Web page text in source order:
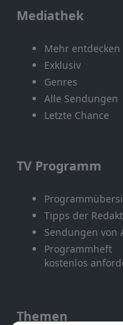
Mediathek
Mehr entdecken
Exklusiv
Genres
Alle Sendungen
Letzte Chance
TV Programm
Tipps der
Sendungen von
Programmheft
kostenlos
Themen